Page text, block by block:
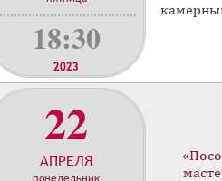
18:30
2023
22
АПРЕЛЯ